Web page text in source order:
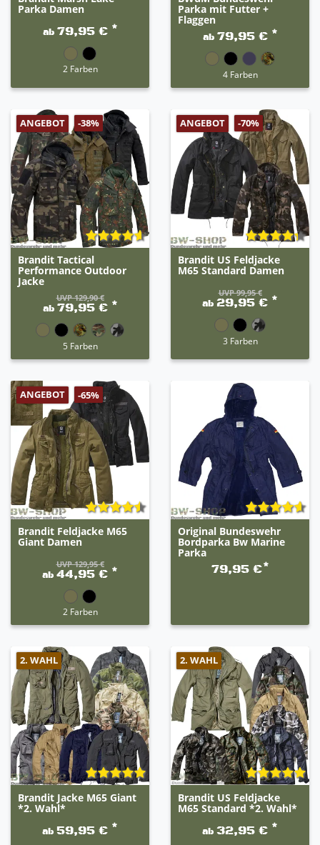
Parka Damen
ab 79,95 € *
2 Farben
Parka mit Futter +
Flaggen
ab 79,95 € *
4 Farben
ANGEBOT -38%
Brandit Tactical
Performance Outdoor
Jacke
UVP 129,90 €
ab 79,95 € *
5 Farben
ANGEBOT -70%
Brandit US Feldjacke
M65 Standard Damen
UVP 99,95 €
ab 29,95 € *
3 Farben
ANGEBOT -65%
Brandit Feldjacke M65
Giant Damen
UVP 129,95 €
ab 44,95 € *
2 Farben
Original Bundeswehr
Bordparka Bw Marine
Parka
79,95 €*
2. WAHL
Brandit Jacke M65 Giant
*2. Wahl*
ab 59,95 € *
2. WAHL
Brandit US Feldjacke
M65 Standard *2. Wahl*
ab 32,95 € *